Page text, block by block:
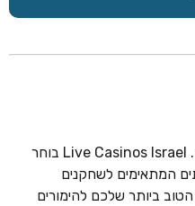
בחירת קזינו מקוון היא חשובה מאוד. Live Casinos Israel בוחר
המתאימים לשחקנים
ביותר שלכם להימורים